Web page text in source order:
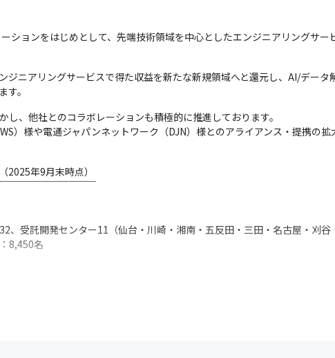
ションをはじめとして、先端技術領域を中心としたエンジニアリングサ
ジニアリングサービスで得た収益を新たな新規領域へと還元し、AI/デー
。
、他社とのコラボレーションも積極的に推進しております。
）様や電通ジャパンネットワーク（DJN）様とのアライアンス・提携の
年9月末時点）
￣￣￣￣￣￣￣￣￣
、受託開発センター11（仙台・川崎・湘南・五反田・三田・名古屋・刈谷
8,450名